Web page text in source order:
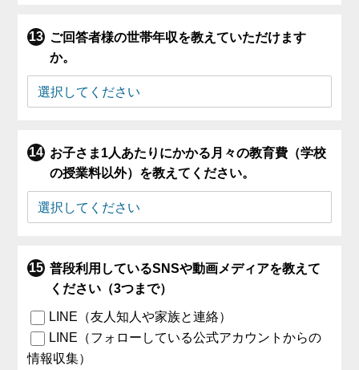
ご回答者様の世帯年収を教えていただけます
か。
お子さま1人あたりにかかる月々の教育費（学校
の授業料以外）を教えてください。
普段利用しているSNSや動画メディアを教えて
ください（3つまで）
LINE（友人知人や家族と連絡）
LINE（フォローしている公式アカウントからの
情報収集）